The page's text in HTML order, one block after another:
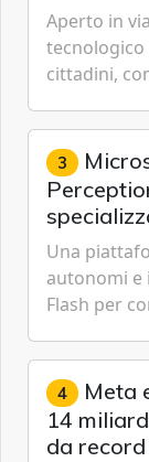
Aperto in
tecnologico
cittadini,
3
Una
autonomi e
Flash per
gestione
4 Meta
14
da